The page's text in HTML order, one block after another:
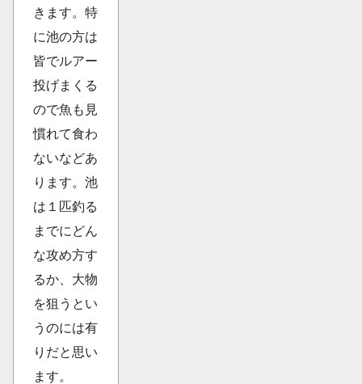
きます。特
に池の方は
皆でルアー
投げまくる
ので魚も見
慣れて食わ
ないなどあ
ります。池
は１匹釣る
までにどん
な攻め方す
るか、大物
を狙うとい
うのには有
りだと思い
ます。